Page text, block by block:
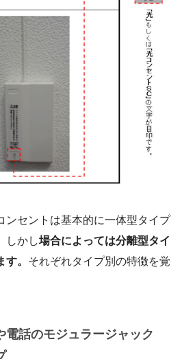
ンセントは基本的に一体型タイプ
しかし場合によっては分離型タイ
。 それぞれタイプ別の特徴を覚
電話のモジュラージャック